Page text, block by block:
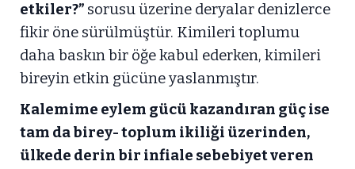
etkiler?” sorusu üzerine deryalar denizlerce
fikir öne sürülmüştür. Kimileri toplumu
daha baskın bir öğe kabul ederken, kimileri
bireyin etkin gücüne yaslanmıştır.
Kalemime eylem gücü kazandıran güç ise
tam da birey- toplum ikiliği üzerinden,
ülkede derin bir infiale sebebiyet veren